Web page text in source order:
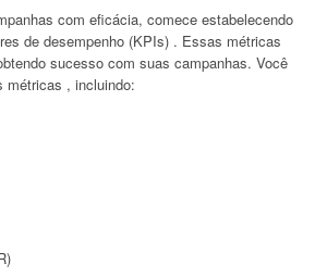
com eficácia, comece estabelecendo
de desempenho (KPIs) . Essas métricas
sucesso com suas campanhas. Você
métricas , incluindo: